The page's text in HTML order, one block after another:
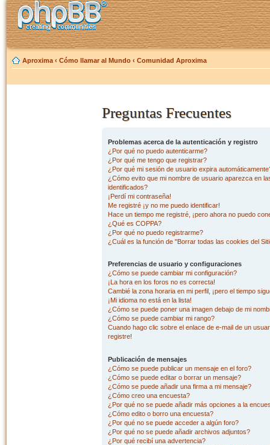
Aproxima ‹ Cómo llamar al Mundo ‹ Comunidad Aproxima
Preguntas Frecuentes
Problemas acerca de la autenticación y registro
¿Por qué no puedo autenticarme?
¿Por qué me tengo que registrar?
¿Por qué mi sesión de usuario expira
¿Cómo evito que mi nombre de usuario aparezca en
identificados?
¡Perdí mi contraseña!
Me registré ¡y no me puedo identificar!
Hace un tiempo me registré, ¡pero ahora no puedo
¿Qué es COPPA?
¿Por qué no puedo registrarme?
¿Cuál es la función de "Borrar todas las cookies del
Preferencias de usuario y configuraciones
¿Cómo se puede cambiar mi configuración?
¡La hora en los foros no es correcta!
Cambié la zona horaria en mi perfil, ¡pero el tiempo
¡Mi idioma no está en la lista!
¿Cómo se puede poner una imagen debajo de mi
¿Cómo se puede cambiar mi rango?
Cuando hago clic sobre el enlace de e-mail de un
registre!
Publicación de mensajes
¿Cómo se puede publicar un mensaje en el foro?
¿Cómo se puede editar o borrar un mensaje?
¿Cómo se puede añadir una firma a mi mensaje?
¿Cómo creo una encuesta?
¿Por qué no se puede añadir más opciones a la
¿Cómo edito o borro una encuesta?
¿Por qué no se puede acceder a algún foro?
¿Por qué no se puede añadir archivos adjuntos?
¿Por qué recibí una advertencia?